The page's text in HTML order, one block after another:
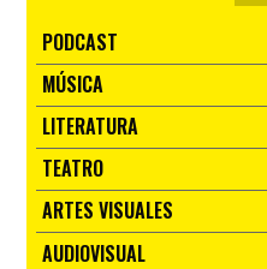
PODCAST
MÚSICA
LITERATURA
TEATRO
ARTES VISUALES
AUDIOVISUAL